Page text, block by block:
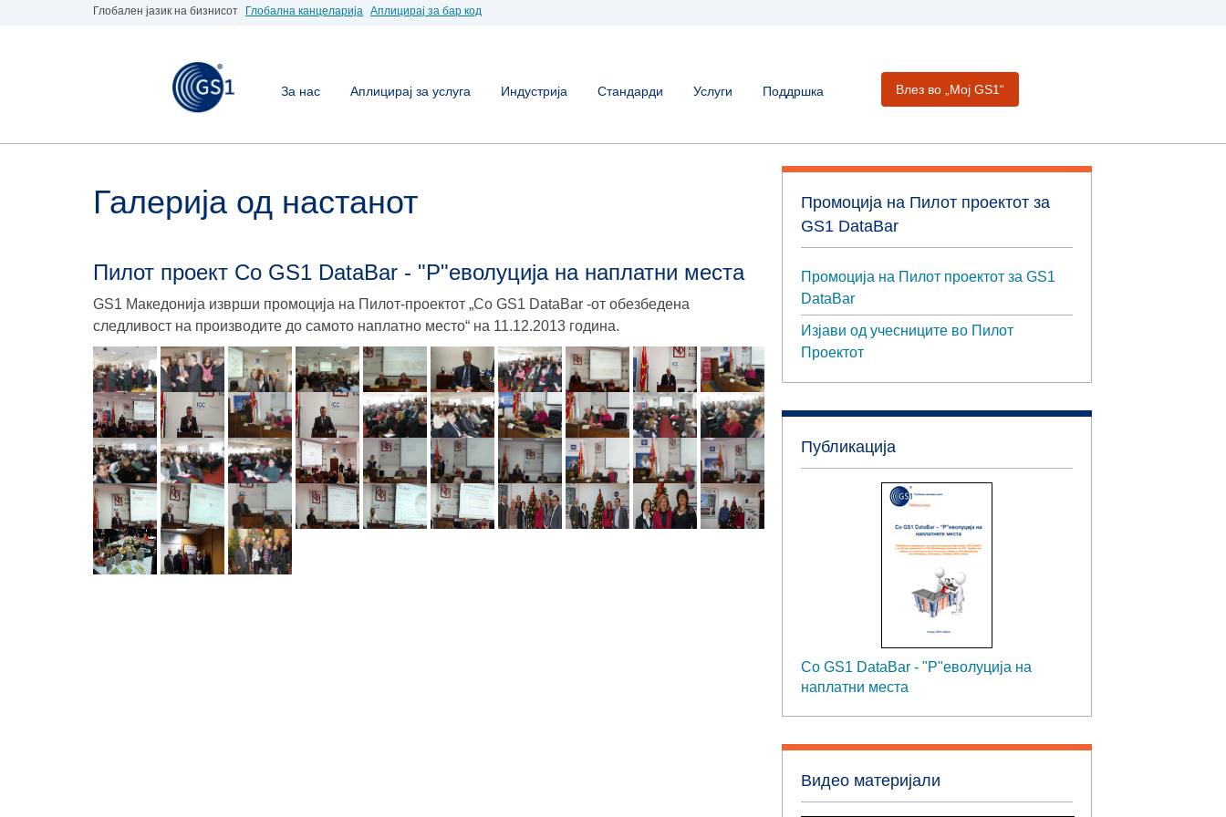
Глобален јазик на бизнисот Глобална канцеларија Аплицирај за бар код
За нас Аплицирај за услуга Индустрија Стандарди Услуги Поддршка Влез во „Moj GS1“
Галерија од настанот
Пилот проект Со GS1 DataBar - "Р"еволуција на наплатни места
GS1 Македонија изврши промоција на Пилот-проектот „Со GS1 DataBar -от обезбедена
следливост на производите до самото наплатно место“ на 11.12.2013 година.
Промоција на Пилот проектот за
GS1 DataBar
Промоција на Пилот проектот за GS1
DataBar
Изјави од учесниците во Пилот
Проектот
Публикација
Со GS1 DataBar - "Р"еволуција на
наплатни места
Видео материјали